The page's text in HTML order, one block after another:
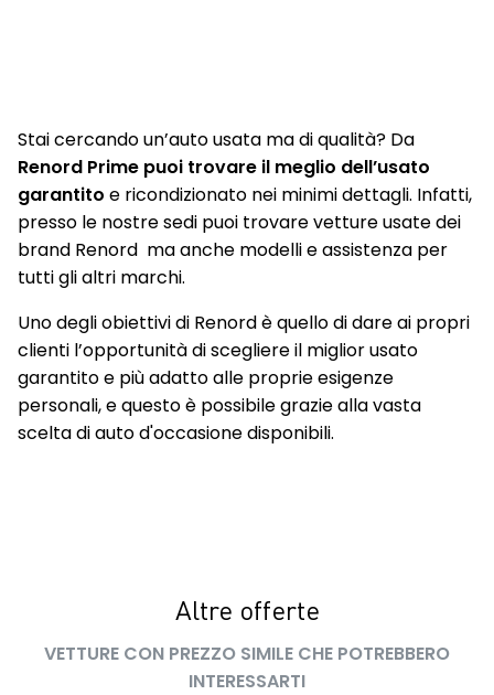
Stai cercando un’auto usata ma di qualità? Da
Renord Prime puoi trovare il meglio dell’usato
garantito e ricondizionato nei minimi dettagli. Infatti,
presso le nostre sedi puoi trovare vetture usate dei
brand Renord ma anche modelli e assistenza per
tutti gli altri marchi.
Uno degli obiettivi di Renord è quello di dare ai propri
clienti l’opportunità di scegliere il miglior usato
garantito e più adatto alle proprie esigenze
personali, e questo è possibile grazie alla vasta
scelta di auto d'occasione disponibili.
Altre offerte
VETTURE CON PREZZO SIMILE CHE POTREBBERO
INTERESSARTI